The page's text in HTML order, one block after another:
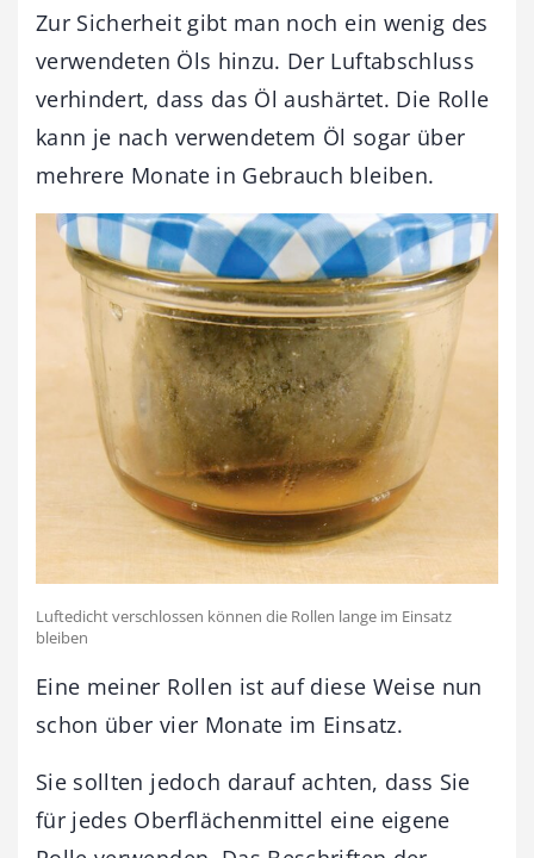
Zur Sicherheit gibt man noch ein wenig des
verwendeten Öls hinzu. Der Luftabschluss
verhindert, dass das Öl aushärtet. Die Rolle
kann je nach verwendetem Öl sogar über
mehrere Monate in Gebrauch bleiben.
Luftedicht verschlossen können die Rollen lange im Einsatz
bleiben
Eine meiner Rollen ist auf diese Weise nun
schon über vier Monate im Einsatz.
Sie sollten jedoch darauf achten, dass Sie
für jedes Oberflächenmittel eine eigene